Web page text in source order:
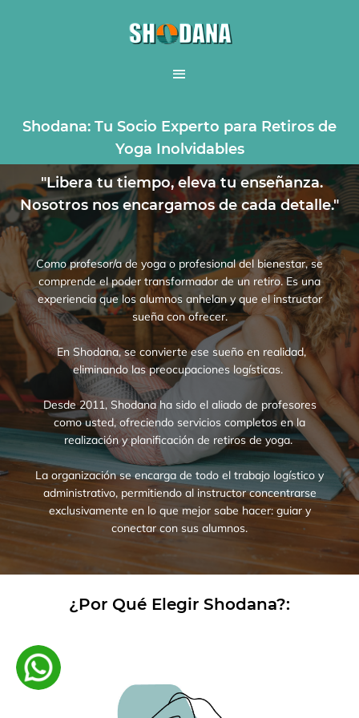
Shodana: Tu Socio Experto para Retiros de
Yoga Inolvidables
"Libera tu tiempo, eleva tu enseñanza.
Nosotros nos encargamos de cada detalle."
Como profesor/a de yoga o profesional del bienestar, se
comprende el poder transformador de un retiro. Es una
experiencia que los alumnos anhelan y que el instructor
sueña con ofrecer.
En Shodana, se convierte ese sueño en realidad,
eliminando las preocupaciones logísticas.
Desde 2011, Shodana ha sido el aliado de profesores
como usted, ofreciendo servicios completos en la
realización y planificación de retiros de yoga.
La organización se encarga de todo el trabajo logístico y
administrativo, permitiendo al instructor concentrarse
exclusivamente en lo que mejor sabe hacer: guiar y
conectar con sus alumnos.
¿Por Qué Elegir Shodana?: